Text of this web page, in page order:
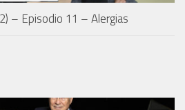
– Episodio 11 – Alergias